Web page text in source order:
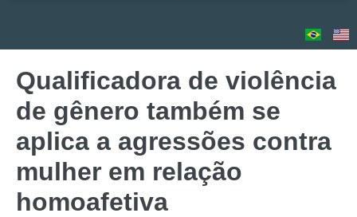
Qualificadora de violência
de gênero também se
aplica a agressões contra
mulher em relação
homoafetiva